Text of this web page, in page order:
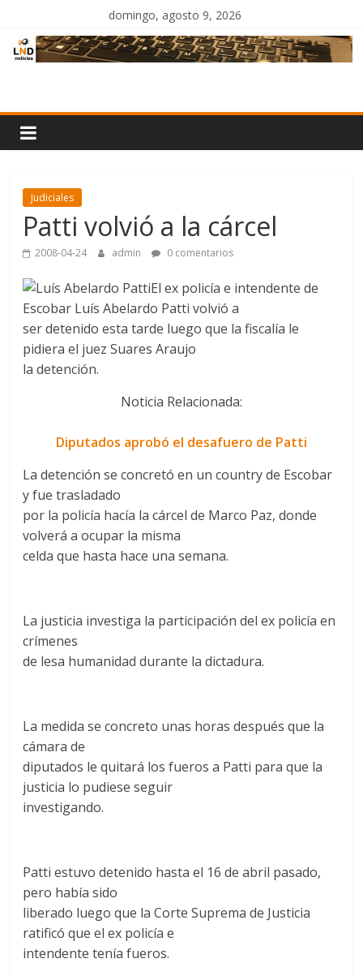
contenido
domingo, agosto 9, 2026
Noticias
Judiciales
Patti volvió a la cárcel
2008-04-24 admin 0 comentarios
El ex policía e intendente de
Escobar Luís Abelardo Patti volvió a
ser detenido esta tarde luego que la fiscalía le
pidiera el juez Suares Araujo
la detención.
Noticia Relacionada:
Diputados aprobó el desafuero de Patti
La detención se concretó en un country de Escobar
y fue trasladado
por la policía hacía la cárcel de Marco Paz, donde
volverá a ocupar la misma
celda que hasta hace una semana.
La justicia investiga la participación del ex policía en
crímenes
de lesa humanidad durante la dictadura.
La medida se concreto unas horas después que la
cámara de
diputados le quitará los fueros a Patti para que la
justicia lo pudiese seguir
investigando.
Patti estuvo detenido hasta el 16 de abril pasado,
pero había sido
liberado luego que la Corte Suprema de Justicia
ratificó que el ex policía e
intendente tenía fueros.